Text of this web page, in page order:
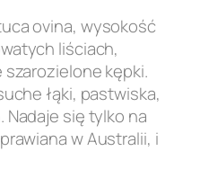
ovina, wysokość
liściach,
kępki.
łąki, pastwiska,
Nadaje się tylko na
w Australii, i